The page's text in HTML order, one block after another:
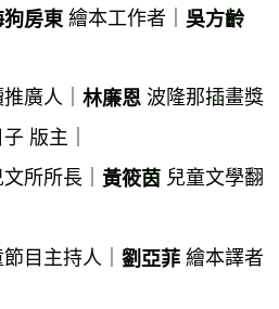
狗房東 繪本工作者｜ 吳方齡
廣人｜ 林廉恩 波隆那插畫獎
版主｜
所所長｜ 黃筱茵 兒童文學翻
目主持人｜ 劉亞菲 繪本譯者